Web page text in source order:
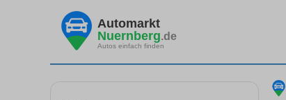
Automarkt
Nuernberg.de
Autos einfach finden